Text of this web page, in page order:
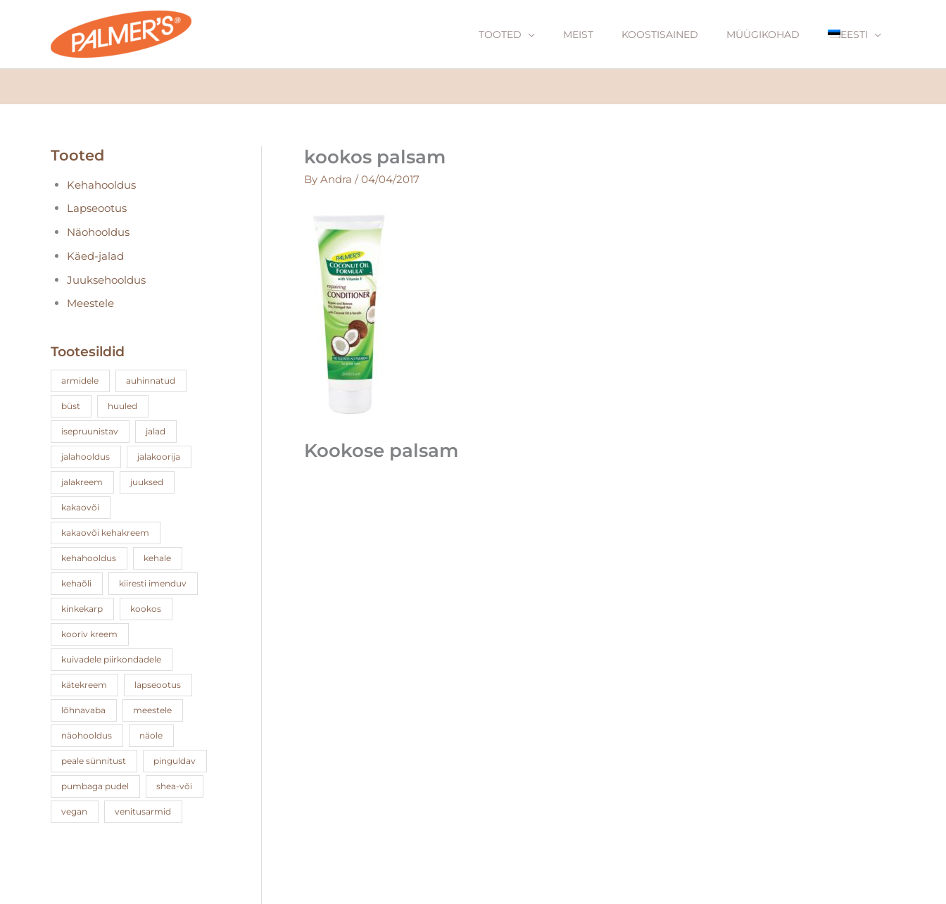
TOOTED MEIST KOOSTISAINED MÜÜGIKOHAD EESTI
Tooted
Kehahooldus
Lapseootus
Näohooldus
Käed-jalad
Juuksehooldus
Meestele
Tootesildid
armidele auhinnatud
büst huuled
isepruunistav jalad
jalahooldus jalakoorija
jalakreem juuksed
kakaovõi
kakaovõi kehakreem
kehahooldus kehale
kehaõli kiiresti imenduv
kinkekarp kookos
kooriv kreem
kuivadele piirkondadele
kätekreem lapseootus
lõhnavaba meestele
näohooldus näole
peale sünnitust pinguldav
pumbaga pudel shea-või
vegan venitusarmid
kookos palsam
By Andra /04/04/2017
Kookose palsam